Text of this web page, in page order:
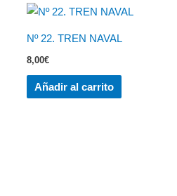
Nº 22. TREN NAVAL
8,00€
Añadir al carrito